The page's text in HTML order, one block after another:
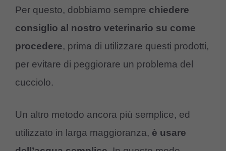
Per questo, dobbiamo sempre chiedere
consiglio al nostro veterinario su come
procedere, prima di utilizzare questi prodotti,
per evitare di peggiorare un problema del
cucciolo.
Un altro metodo ancora più semplice, ed
utilizzato in larga maggioranza, è usare